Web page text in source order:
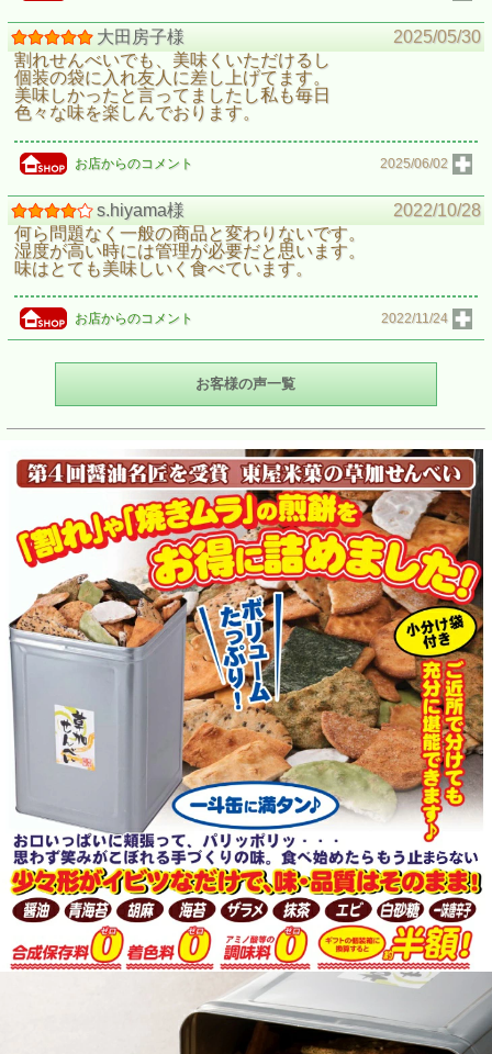
大田房子様
2025/05/30
割れせんべいでも、美味くいただけるし
個装の袋に入れ友人に差し上げてます。
美味しかったと言ってましたし私も毎日
色々な味を楽しんでおります。
お店からのコメント 2025/06/02
s.hiyama様
2022/10/28
何ら問題なく一般の商品と変わりないです。
湿度が高い時には管理が必要だと思います。
味はとても美味しいく食べています。
お店からのコメント 2022/11/24
お客様の声一覧